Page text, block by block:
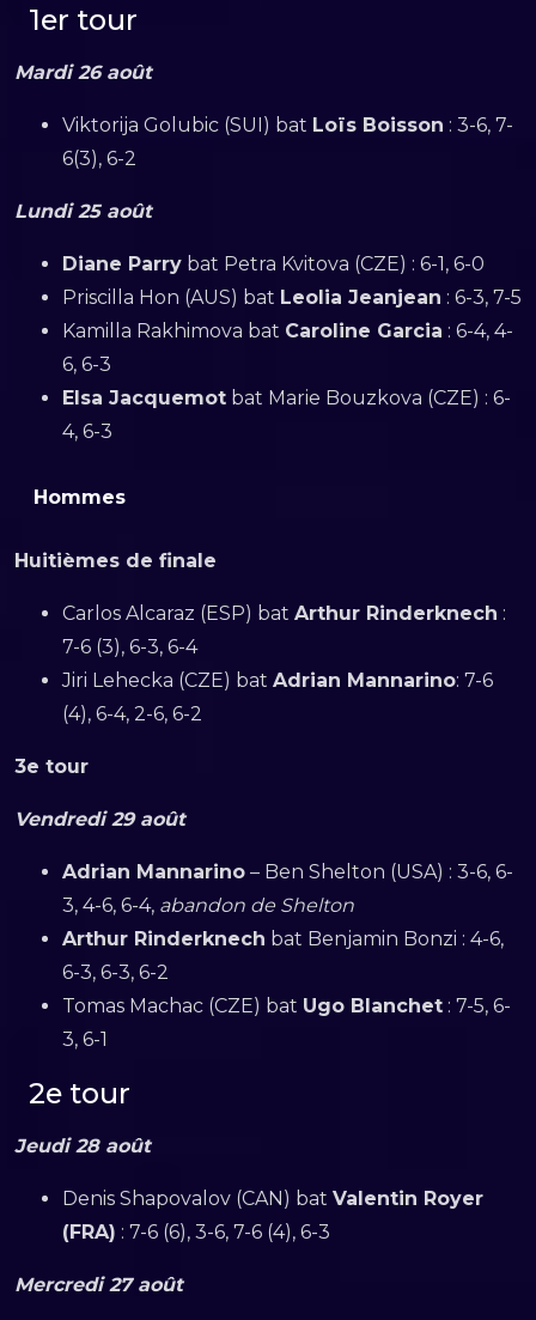
1er tour
Mardi 26 août
Viktorija Golubic (SUI) bat Loïs Boisson : 3-6, 7-
6(3), 6-2
Lundi 25 août
Diane Parry bat Petra Kvitova (CZE) : 6-1, 6-0
Priscilla Hon (AUS) bat Leolia Jeanjean : 6-3, 7-5
Kamilla Rakhimova bat Caroline Garcia : 6-4, 4-
6, 6-3
Elsa Jacquemot bat Marie Bouzkova (CZE) : 6-
4, 6-3
Hommes
Huitièmes de finale
Carlos Alcaraz (ESP) bat Arthur Rinderknech :
7-6 (3), 6-3, 6-4
Jiri Lehecka (CZE) bat Adrian Mannarino: 7-6
(4), 6-4, 2-6, 6-2
3e tour
Vendredi 29 août
Adrian Mannarino – Ben Shelton (USA) : 3-6, 6-
3, 4-6, 6-4, abandon de Shelton
Arthur Rinderknech bat Benjamin Bonzi : 4-6,
6-3, 6-3, 6-2
Tomas Machac (CZE) bat Ugo Blanchet : 7-5, 6-
3, 6-1
2e tour
Jeudi 28 août
Denis Shapovalov (CAN) bat Valentin Royer
(FRA) : 7-6 (6), 3-6, 7-6 (4), 6-3
Mercredi 27 août